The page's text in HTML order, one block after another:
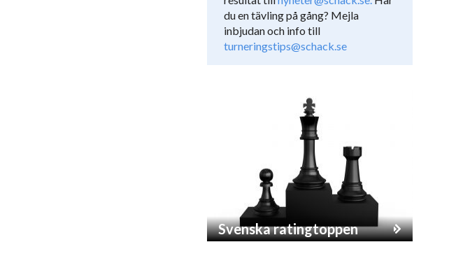
du en tävling på gång? Mejla
inbjudan och info till
turneringstips@schack.se
Svenska ratingtoppen